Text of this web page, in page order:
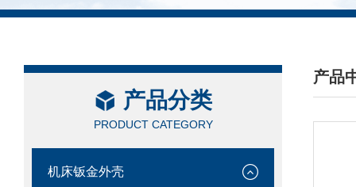
产品分类
PRODUCT CATEGORY
机床钣金外壳
产品
/